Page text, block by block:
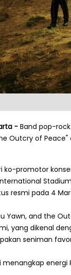
- Band pop-
Outcry of
ko-promotor
resmi pada 4
Yawn, and the
yang dikenal
seniman
energi